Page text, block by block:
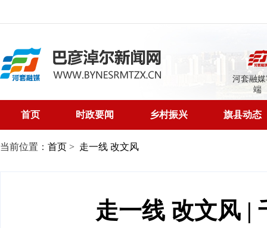
河套融
端
首页 时政要闻 乡村振兴 旗县动态
当前位置： 首页 > 走一线 改文风
走一线 改文风 |